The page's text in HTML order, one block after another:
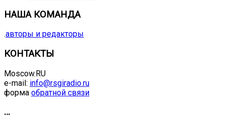
НАША КОМАНДА
.авторы и редакторы
КОНТАКТЫ
Moscow.RU
e-mail: info@rsgiradio.ru
форма обратной связи
…